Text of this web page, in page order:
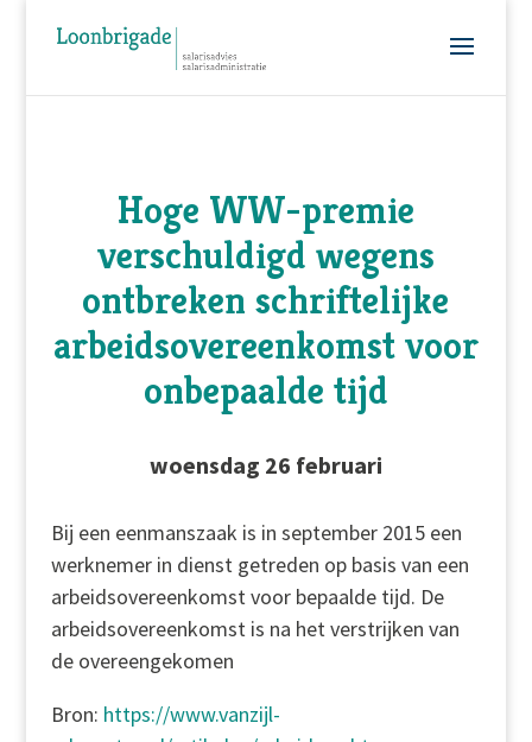
Hoge WW-premie
verschuldigd wegens
ontbreken schriftelijke
arbeidsovereenkomst voor
onbepaalde tijd
woensdag 26 februari
Bij een eenmanszaak is in september 2015 een
werknemer in dienst getreden op basis van een
arbeidsovereenkomst voor bepaalde tijd. De
arbeidsovereenkomst is na het verstrijken van
de overeengekomen
Bron: https://www.vanzijl-